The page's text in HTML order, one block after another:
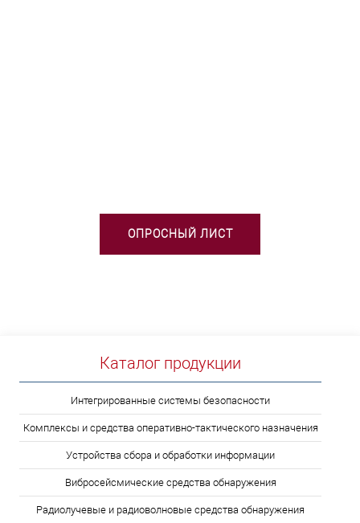
ОПРОСНЫЙ ЛИСТ
Каталог продукции
Интегрированные системы безопасности
Комплексы и средства оперативно-тактического назначения
Устройства сбора и обработки информации
Вибросейсмические средства обнаружения
Радиолучевые и радиоволновые средства обнаружения